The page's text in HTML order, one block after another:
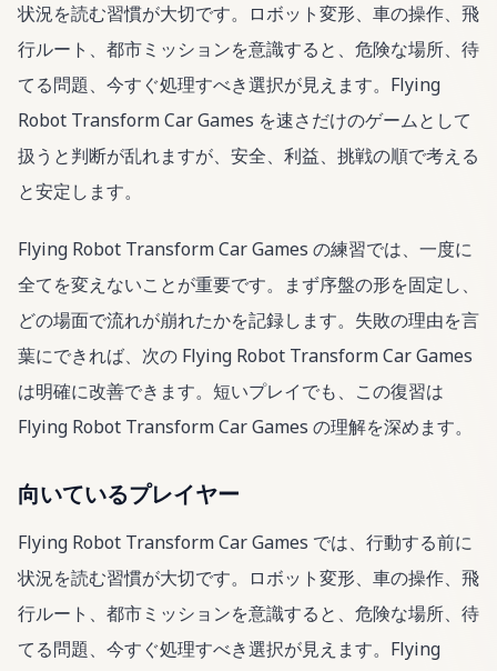
状況を読む習慣が大切です。ロボット変形、車の操作、飛
行ルート、都市ミッションを意識すると、危険な場所、待
てる問題、今すぐ処理すべき選択が見えます。Flying
Robot Transform Car Games を速さだけのゲームとして
扱うと判断が乱れますが、安全、利益、挑戦の順で考える
と安定します。
Flying Robot Transform Car Games の練習では、一度に
全てを変えないことが重要です。まず序盤の形を固定し、
どの場面で流れが崩れたかを記録します。失敗の理由を言
葉にできれば、次の Flying Robot Transform Car Games
は明確に改善できます。短いプレイでも、この復習は
Flying Robot Transform Car Games の理解を深めます。
向いているプレイヤー
Flying Robot Transform Car Games では、行動する前に
状況を読む習慣が大切です。ロボット変形、車の操作、飛
行ルート、都市ミッションを意識すると、危険な場所、待
てる問題、今すぐ処理すべき選択が見えます。Flying